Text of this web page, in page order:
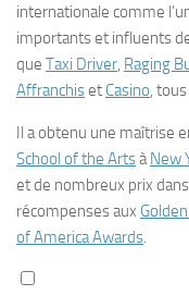
internationale comme
importants et influents
que Taxi Driver, Raging
Affranchiset Casino,
Il a obtenu une maîtrise
School of the ArtsàNew
et de nombreux prix
récompenses aux
of America Awards.